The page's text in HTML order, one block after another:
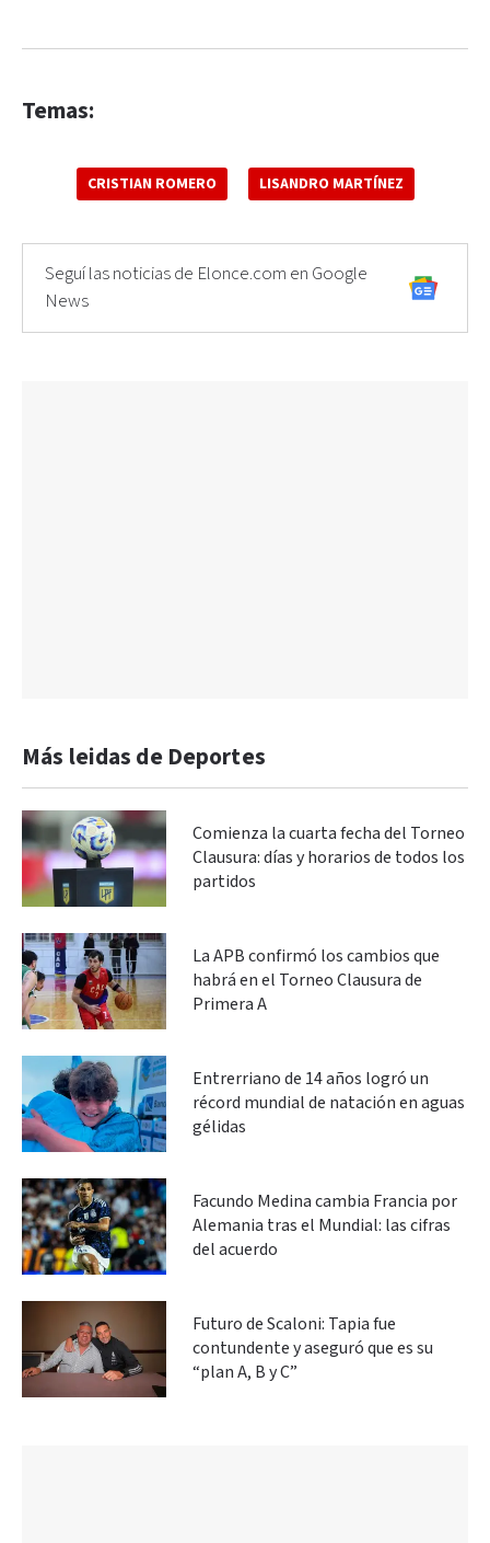
Temas:
CRISTIAN ROMERO LISANDRO MARTÍNEZ
Seguí las noticias de Elonce.com en Google
News
Más leidas de Deportes
Comienza la cuarta fecha del Torneo
Clausura: días y horarios de todos los
partidos
La APB confirmó los cambios que
habrá en el Torneo Clausura de
Primera A
Entrerriano de 14 años logró un
récord mundial de natación en aguas
gélidas
Facundo Medina cambia Francia por
Alemania tras el Mundial: las cifras
del acuerdo
Futuro de Scaloni: Tapia fue
contundente y aseguró que es su
“plan A, B y C”